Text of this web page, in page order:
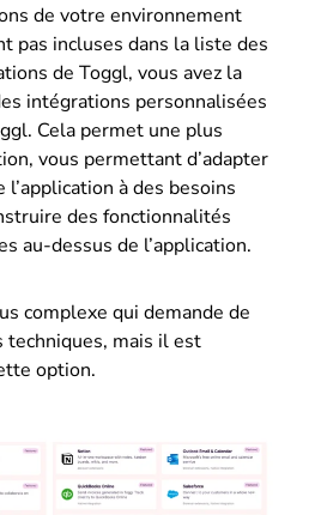
de votre environnement
pas incluses dans la liste des
de Toggl, vous avez la
intégrations personnalisées
Cela permet une plus
vous permettant d’adapter
à des besoins
des fonctionnalités
au-dessus de l’application.
complexe qui demande de
techniques, mais il est
option.